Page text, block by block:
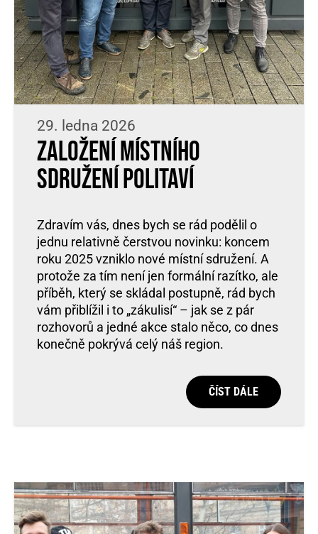
29. ledna 2026
Založení místního
sdružení Politaví
Zdravím vás, dnes bych se rád podělil o
jednu relativně čerstvou novinku: koncem
roku 2025 vzniklo nové místní sdružení. A
protože za tím není jen formální razítko, ale
příběh, který se skládal postupně, rád bych
vám přiblížil i to „zákulisí“ – jak se z pár
rozhovorů a jedné akce stalo něco, co dnes
konečně pokrývá celý náš region.
ČÍST DÁLE